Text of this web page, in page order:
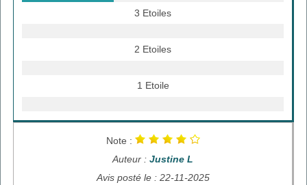
3 Etoiles
2 Etoiles
1 Etoile
Note :
Auteur : Justine L
Avis posté le : 22-11-2025